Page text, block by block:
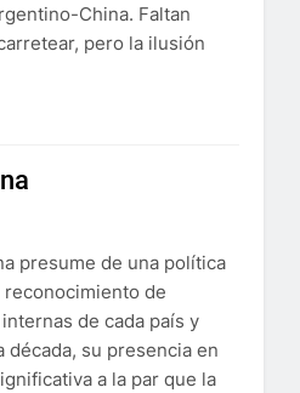
China. Faltan
pero la ilusión
presume de una política
de
de cada país y
su presencia en
a la par que la